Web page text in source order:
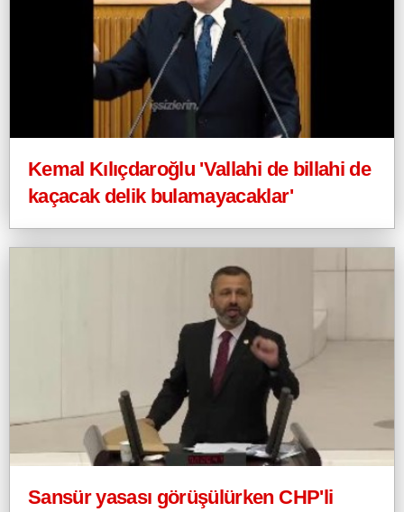
Kemal Kılıçdaroğlu 'Vallahi de billahi de
kaçacak delik bulamayacaklar'
Sansür yasası görüşülürken CHP'li